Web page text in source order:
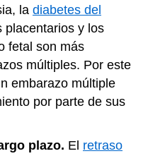
la diabetes del
placentarios y los
fetal son más
múltiples. Por este
embarazo múltiple
por parte de sus
plazo. El retraso